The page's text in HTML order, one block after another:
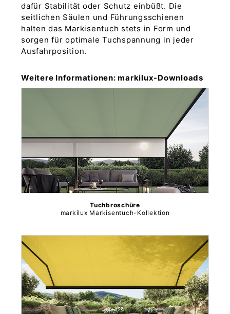
dafür Stabilität oder Schutz einbüßt. Die
seitlichen Säulen und Führungsschienen
halten das Markisentuch stets in Form und
sorgen für optimale Tuchspannung in jeder
Ausfahrposition.
Weitere Informationen: markilux-Downloads
Tuchbroschüre
markilux Markisentuch-Kollektion